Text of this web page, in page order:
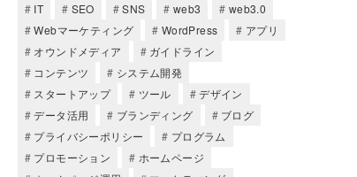
IT
SEO SNS web3
web3.0
Webマーケティング
WordPress
アプリ
オウンドメディア
ガイドライン
コンテンツ
システム開発
スタートアップ
ツール
デザイン
データ活用
ブランディング
ブログ
プライバシーポリシー
プログラム
プロモーション
ホームページ